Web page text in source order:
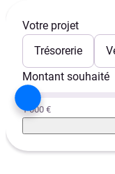
Votre projet
Trésorerie
Montant souhaité
1 000 €